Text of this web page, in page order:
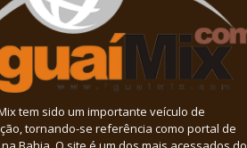
tem sido um importante veículo de
tornando-se referência como portal de